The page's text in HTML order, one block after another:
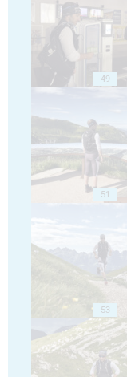
49
51
53